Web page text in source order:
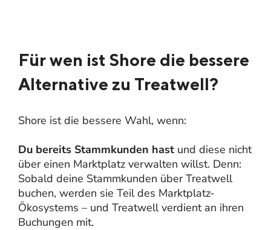
Für wen ist Shore die bessere
Alternative zu Treatwell?
Shore ist die bessere Wahl, wenn:
Du bereits Stammkunden hast und diese nicht
über einen Marktplatz verwalten willst. Denn:
Sobald deine Stammkunden über Treatwell
buchen, werden sie Teil des Marktplatz-
Ökosystems – und Treatwell verdient an ihren
Buchungen mit.